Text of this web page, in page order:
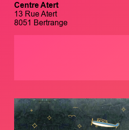
Centre Atert
13 Rue Atert
8051 Bertrange